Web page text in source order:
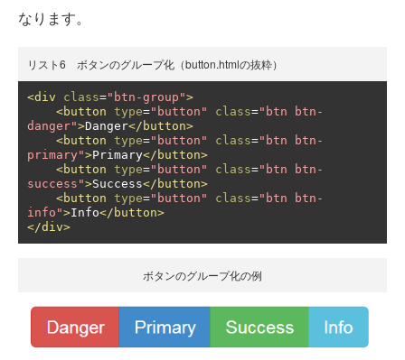
なります。
リスト6 ボタンのグループ化（button.htmlの抜粋）
<div class="btn-group">
<button type="button" class="btn btn-
danger">Danger</button>
<button type="button" class="btn btn-
primary">Primary</button>
<button type="button" class="btn btn-
success">Success</button>
<button type="button" class="btn btn-
info">Info</button>
</div>
ボタンのグループ化の例